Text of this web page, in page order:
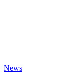
News